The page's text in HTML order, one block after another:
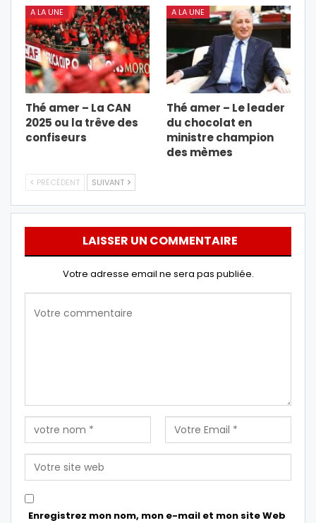
A LA UNE
Thé amer – La CAN
2025 ou la trêve des
confiseurs
A LA UNE
Thé amer – Le leader
du chocolat en
ministre champion
des mèmes
PRÉCÉDENT SUIVANT
LAISSER UN COMMENTAIRE
Votre adresse email ne sera pas publiée.
Enregistrez mon nom, mon e-mail et mon site Web